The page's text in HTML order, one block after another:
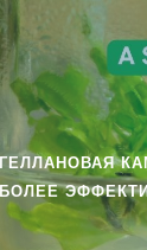
ГЕЛЛАНОВАЯ
БОЛЕЕ